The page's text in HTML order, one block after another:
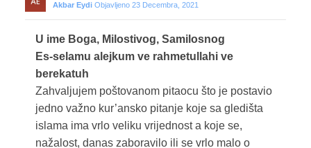
Akbar Eydi Objavljeno 23 Decembra, 2021
U ime Boga, Milostivog, Samilosnog
Es-selamu alejkum ve rahmetullahi ve
berekatuh
Zahvaljujem poštovanom pitaocu što je postavio
jedno važno kur’ansko pitanje koje sa gledišta
islama ima vrlo veliku vrijednost a koje se,
nažalost, danas zaboravilo ili se vrlo malo o